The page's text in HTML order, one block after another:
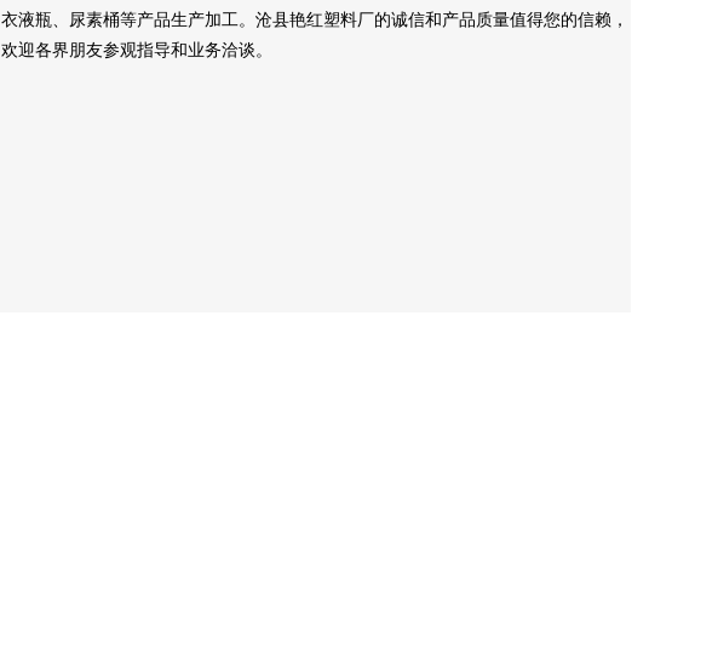
衣液瓶、尿素桶等产品生产加工。沧县艳红塑料厂的诚信和产品质量值得您的信赖，
欢迎各界朋友参观指导和业务洽谈。